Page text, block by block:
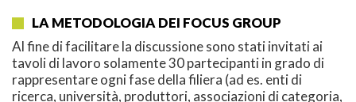
LA METODOLOGIA DEI FOCUS GROUP
Al fine di facilitare la discussione sono stati invitati ai
tavoli di lavoro solamente 30 partecipanti in grado di
rappresentare ogni fase della filiera (ad es. enti di
ricerca, università, produttori, associazioni di categoria,